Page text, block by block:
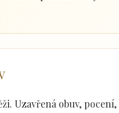
Uzavřená obuv,